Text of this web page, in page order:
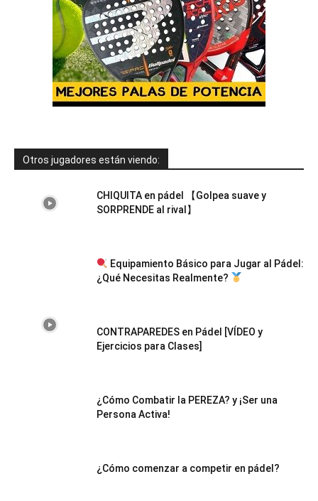
Otros jugadores están viendo:
CHIQUITA en pádel 【Golpea suave y
SORPRENDE al rival】
Equipamiento Básico para Jugar al Pádel:
¿Qué Necesitas Realmente?
CONTRAPAREDES en Pádel [VÍDEO y
Ejercicios para Clases]
¿Cómo Combatir la PEREZA? y ¡Ser una
Persona Activa!
¿Cómo comenzar a competir en pádel?